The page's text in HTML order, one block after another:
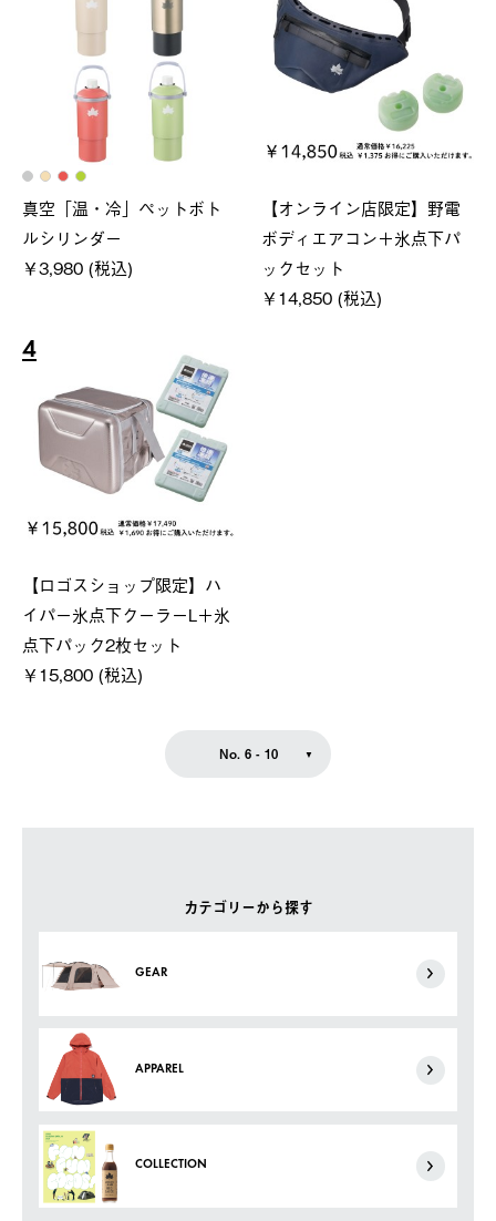
カテゴリーから探す
GEAR
APPAREL
COLLECTION
真空「温・冷」ペットボト
ルシリンダー
￥3,980 (税込)
【オンライン店限定】野電
ボディエアコン＋氷点下パ
ックセット
￥14,850 (税込)
4
【ロゴスショップ限定】ハ
イパー氷点下クーラーL＋氷
点下パック2枚セット
￥15,800 (税込)
No. 6 - 10